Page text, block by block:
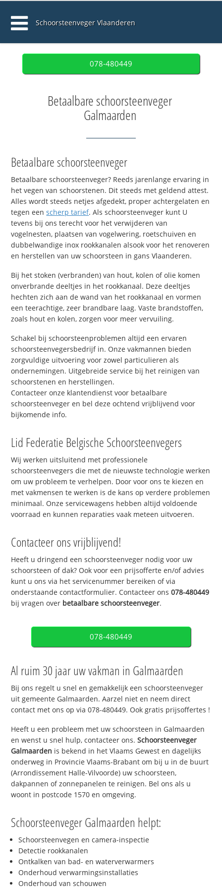
Schoorsteenveger Vlaanderen
078-480449
Betaalbare schoorsteenveger
Galmaarden
Betaalbare schoorsteenveger
Betaalbare schoorsteenveger? Reeds jarenlange ervaring in
het vegen van schoorstenen. Dit steeds met geldend attest.
Alles wordt steeds netjes afgedekt, proper achtergelaten en
tegen eenscherp tarief. Als schoorsteenveger kunt U
tevens bij ons terecht voor het verwijderen van
vogelnesten, plaatsen van vogelwering, roetschuiven en
dubbelwandige inox rookkanalen alsook voor het renoveren
en herstellen van uw schoorsteen in gans Vlaanderen.
Bij het stoken (verbranden) van hout, kolen of olie komen
onverbrande deeltjes in het rookkanaal. Deze deeltjes
hechten zich aan de wand van het rookkanaal en vormen
een teerachtige, zeer brandbare laag. Vaste brandstoffen,
zoals hout en kolen, zorgen voor meer vervuiling.
Schakel bij schoorsteenproblemen altijd een ervaren
schoorsteenvegersbedrijf in. Onze vakmannen bieden
zorgvuldige uitvoering voor zowel particulieren als
ondernemingen. Uitgebreide service bij het reinigen van
schoorstenen en herstellingen.
Contacteer onze klantendienst voor betaalbare
schoorsteenveger en bel deze ochtend vrijblijvend voor
bijkomende info.
Lid Federatie Belgische Schoorsteenvegers
Wij werken uitsluitend met professionele
schoorsteenvegers die met de nieuwste technologie werken
om uw probleem te verhelpen. Door voor ons te kiezen en
met vakmensen te werken is de kans op verdere problemen
minimaal. Onze servicewagens hebben altijd voldoende
voorraad en kunnen reparaties vaak meteen uitvoeren.
Contacteer ons vrijblijvend!
Heeft u dringend een schoorsteenveger nodig voor uw
schoorsteen of dak? Ook voor een prijsofferte en/of advies
kunt u ons via het servicenummer bereiken of via
onderstaande contactformulier. Contacteer ons078-480449
bij vragen over betaalbare schoorsteenveger.
078-480449
Al ruim 30 jaar uw vakman in Galmaarden
Bij ons regelt u snel en gemakkelijk een schoorsteenveger
uit gemeente Galmaarden. Aarzel niet en neem direct
contact met ons op via 078-480449. Ook gratis prijsoffertes !
Heeft u een probleem met uw schoorsteen in Galmaarden
en wenst u snel hulp, contacteer ons.Schoorsteenveger
Galmaarden is bekend in het Vlaams Gewest en dagelijks
onderweg in Provincie Vlaams-Brabant om bij u in de buurt
(Arrondissement Halle-Vilvoorde) uw schoorsteen,
dakpannen of zonnepanelen te reinigen. Bel ons als u
woont in postcode 1570 en omgeving.
Schoorsteenveger Galmaarden helpt:
Schoorsteenvegen en camera-inspectie
Detectie rookkanalen
Ontkalken van bad- en waterverwarmers
Onderhoud verwarmingsinstallaties
Onderhoud van schouwen